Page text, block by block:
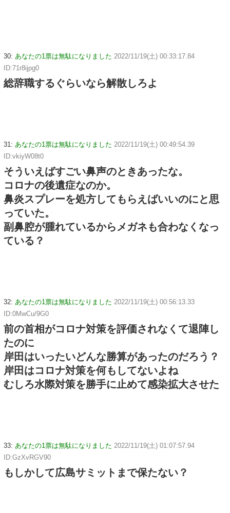
30: あなたの1票は無駄になりました 2022/11/19(土) 00:33:17.84
ID:71r8ijpg0
総辞職するぐらいなら解散しろよ
31: あなたの1票は無駄になりました 2022/11/19(土) 00:49:54.39
ID:vkiyW08t0
そういえばすごい鼻声のときあったな。
コロナの後遺症なのか。
鼻炎スプレーを処方してもらえばいいのにと思
っていた。
副鼻腔が腫れているからメガネも合わなくなっ
ている？
32: あなたの1票は無駄になりました 2022/11/19(土) 00:56:13.33
ID:0MwCu/9G0
前の首相がコロナ対策を評価されなくて退陣し
たのに
岸田はいったいどんな勝算があったのだろう？
岸田はコロナ対策を何もしてないよね
むしろ水際対策を勝手に止めて感染拡大させた
33: あなたの1票は無駄になりました 2022/11/19(土) 01:07:57.94
ID:GzXvRGV90
もしかして広島サミットまで保たない？